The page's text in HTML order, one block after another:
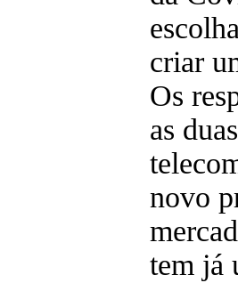
criar
Os
as
novo
tem já